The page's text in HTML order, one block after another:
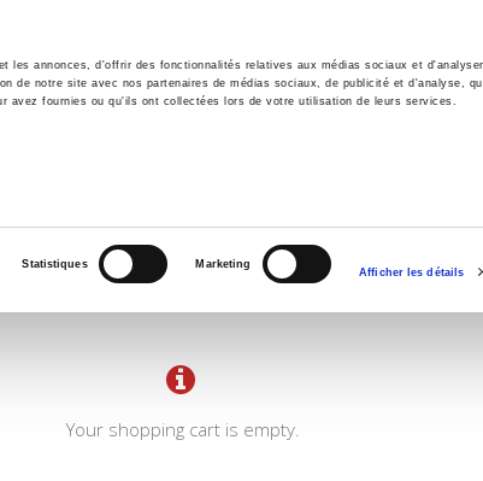
les annonces, d'offrir des fonctionnalités relatives aux médias sociaux et
de notre site avec nos partenaires de médias sociaux, de publicité et d'analyse,
avez fournies ou qu'ils ont collectées lors de votre utilisation de leurs services.
Statistiques Marketing
Afficher les détails
History International Politics
Your shopping cart is empty.